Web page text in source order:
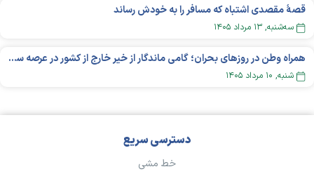
قصهٔ مقصدی اشتباه که مسافر را به خودش رساند
سه‌شنبه, ۱۳ مرداد ۱۴۰۵
همراه وطن در روزهای بحران؛ گامی ماندگار از خیر خارج از کشور در عرصه سلامت
شنبه, ۱۰ مرداد ۱۴۰۵
دسترسی سریع
خط مشی